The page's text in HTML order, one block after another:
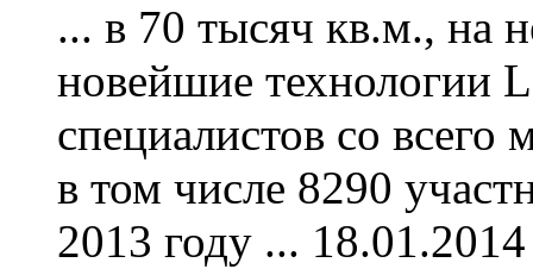
... в 70 тысяч кв.м., на
новейшие технологии
специалистов со всего
в том числе 8290
2013 году ... 18.01.2014